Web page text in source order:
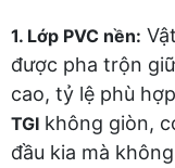
1. Lớp PVC nền:
được pha trộn
cao, tỷ lệ phù
TGI không giòn,
đầu kia mà